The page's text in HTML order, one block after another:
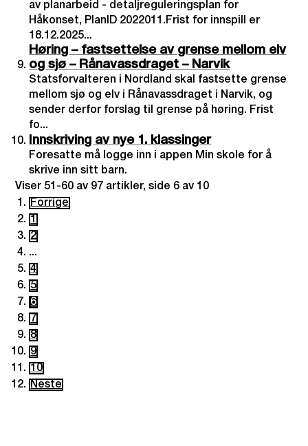
av planarbeid - detaljreguleringsplan for
Håkonset, PlanID 2022011.Frist for innspill er
18.12.2025...
Høring – fastsettelse av grense mellom elv
og sjø – Rånavassdraget – Narvik
Statsforvalteren i Nordland skal fastsette grense
mellom sjø og elv i Rånavassdraget i Narvik, og
sender derfor forslag til grense på høring. Frist
fo...
Innskriving av nye 1. klassinger
Foresatte må logge inn i appen Min skole for å
skrive inn sitt barn.
Viser 51-60 av 97 artikler,side 6 av 10
Forrige
1
2
...
4
5
6
7
8
9
10
Neste